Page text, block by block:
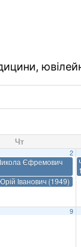
Чт
2
Єфремович
Іванович (1949)
9